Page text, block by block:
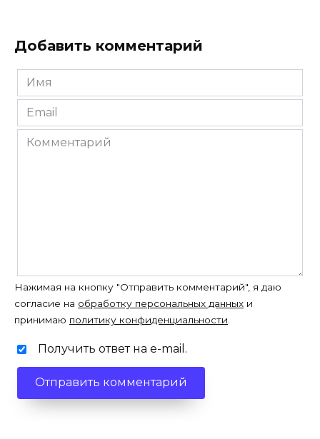
Добавить комментарий
Имя
*
Email
*
Комментарий
Нажимая на кнопку "Отправить комментарий", я даю
согласие на обработку персональных данных и
принимаю политику конфиденциальности
Получить ответ на e-mail.